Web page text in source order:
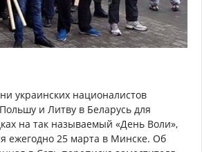
украинских националистов
и Литву в Беларусь для
на так называемый «День Воли»,
ежегодно 25 марта в Минске. Об